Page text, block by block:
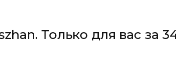
Только для вас за